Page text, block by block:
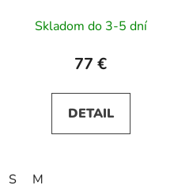
Skladom do 3-5 dní
77 €
DETAIL
S M